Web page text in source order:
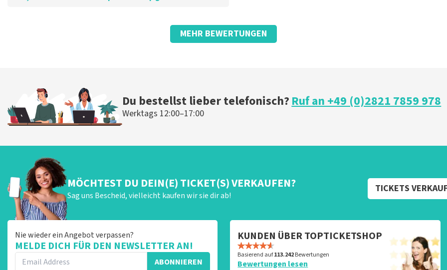
MEHR BEWERTUNGEN
Du bestellst lieber telefonisch?Ruf an +49 (0)2821 7859 978
Werktags 12:00–17:00
MÖCHTEST DU DEIN(E) TICKET(S) VERKAUFEN?
Sag uns Bescheid, vielleicht kaufen wir sie dir ab!
TICKETS
Nie wieder ein Angebot verpassen?
MELDE DICH FÜR DEN NEWSLETTER AN!
ABONNIEREN
KUNDEN ÜBER TOPTICKETSHOP
Basierend auf113.242Bewertungen
Bewertungen lesen